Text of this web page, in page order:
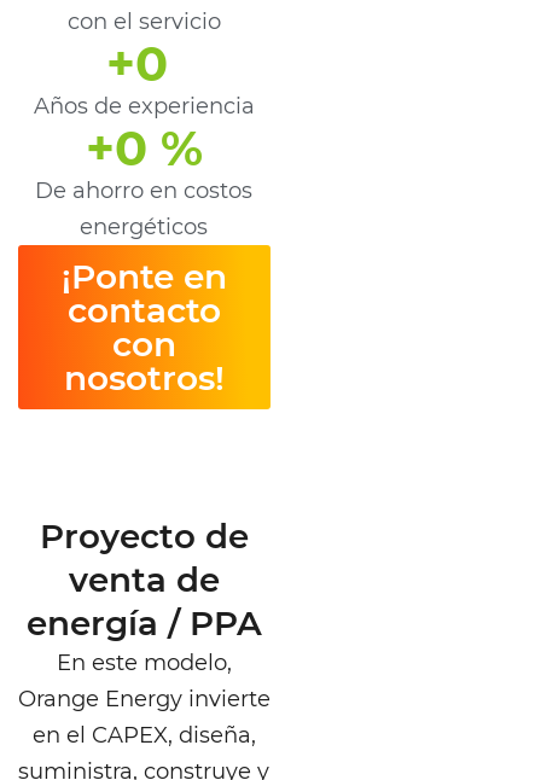
con el servicio
Años de experiencia
+0
De ahorro en costos
energéticos
+0 %
¡Ponte en
contacto
con
nosotros!
Proyecto de
venta de
energía / PPA
En este modelo,
Orange Energy invierte
en el CAPEX, diseña,
suministra, construye y